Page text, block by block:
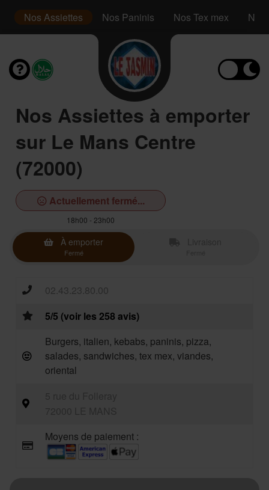
Nos Assiettes Nos Paninis Nos Tex mex Nos
Nos Assiettes à emporter
sur Le Mans Centre
(72000)
Actuellement fermé...
18h00 - 23h00
À emporter
Fermé
02.43.23.80.00
5/5 (voir les 258 avis)
Burgers, italien, kebabs, paninis, pizza,
salades, sandwiches, tex mex, viandes,
oriental
Moyens de paiement :